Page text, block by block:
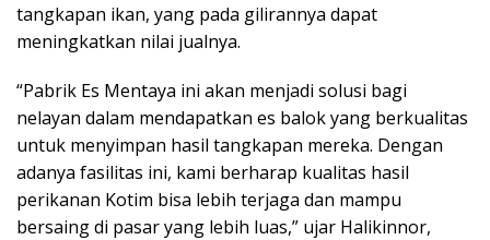
tangkapan ikan, yang pada gilirannya dapat
meningkatkan nilai jualnya.
“Pabrik Es Mentaya ini akan menjadi solusi bagi
nelayan dalam mendapatkan es balok yang berkualitas
untuk menyimpan hasil tangkapan mereka. Dengan
adanya fasilitas ini, kami berharap kualitas hasil
perikanan Kotim bisa lebih terjaga dan mampu
bersaing di pasar yang lebih luas,” ujar Halikinnor,